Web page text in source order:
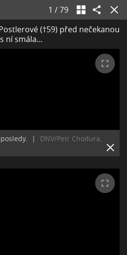
1 /79
(†59) před nečekanou
ní smála...
|
DNV/Petr Chodura,